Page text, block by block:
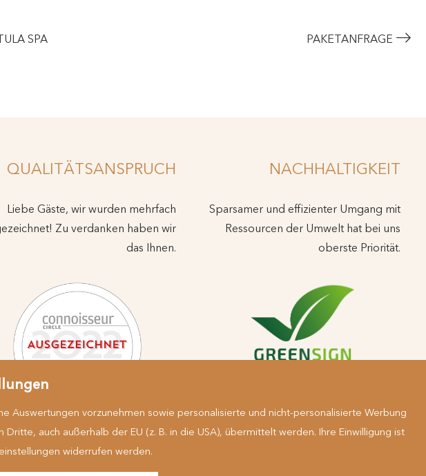
Auswertungen vorzunehmen sowie personalisierte und nicht-personalisierte Werbung
auch außerhalb der EU (z. B. in die USA), übermittelt werden. Ihre Einwilligung ist
widerrufen werden.
SPA PAKETANFRAGE
QUALITÄTSANSPRUCH
Liebe Gäste, wir wurden mehrfach
Zu verdanken haben wir
das Ihnen.
NACHHALTIGKEIT
Sparsamer und effizienter Umgang mit
Ressourcen der Umwelt hat bei uns
oberste Priorität.